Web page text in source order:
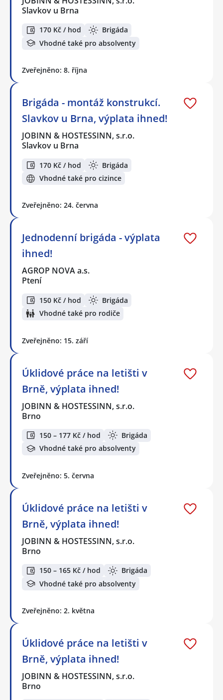
Slavkov u Brna
170 Kč / hod
Brigáda
Vhodné také pro absolventy
Zveřejněno: 8. října
Brigáda - montáž konstrukcí.
Slavkov u Brna, výplata ihned!
JOBINN & HOSTESSINN, s.r.o.
Slavkov u Brna
170 Kč / hod
Brigáda
Vhodné také pro cizince
Zveřejněno: 24. června
Jednodenní brigáda - výplata
ihned!
AGROP NOVA a.s.
Ptení
150 Kč / hod
Brigáda
Vhodné také pro rodiče
Zveřejněno: 15. září
Úklidové práce na letišti v
Brně, výplata ihned!
JOBINN & HOSTESSINN, s.r.o.
Brno
150 – 177 Kč / hod
Brigáda
Vhodné také pro absolventy
Zveřejněno: 5. června
Úklidové práce na letišti v
Brně, výplata ihned!
JOBINN & HOSTESSINN, s.r.o.
Brno
150 – 165 Kč / hod
Brigáda
Vhodné také pro absolventy
Zveřejněno: 2. května
Úklidové práce na letišti v
Brně, výplata ihned!
JOBINN & HOSTESSINN, s.r.o.
Brno